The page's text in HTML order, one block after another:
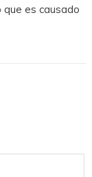
es causado